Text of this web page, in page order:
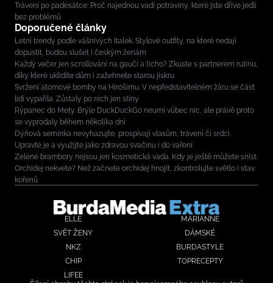
Trávení po padesátce: Proč najednou vadí potraviny, které jste dříve jedli
bez problémů
Doporučené články
Letní trendy podle vášnivých Italek. Stylové outfity, na které nedají
dopustit, budou slušet i českým ženám
Každý večer jen scrollování na gauči a ticho? Zkuste s partnerem rutinu,
díky které uklidíte dům i zažehnete starou jiskru
Svržení atomové bomby na Hirošimu: V nepředstavitelném žáru se část
lidí vypařila. Zůstaly po nich jen stíny
Rýpanec do Mety. Brýle DuckDuckGo neumí vůbec nic, ale právě proto
se vyprodaly během několika dní
Dýňová semínka nevyhazujte, prospívají vlasům, trávení či srdci.
Upravte je a využijte jako zdravou svačinu i do vaření
Zelené brambory nejsou jen kosmetická vada. Kdy je ještě můžete sníst
Orchidej nekvete? Než začnete orchidej hnojit, zkontrolujte světlo i stav
kořenů
ELLE
MARIANNE
SVĚT ŽENY
DÁMSKÉ
NKZ
BURDASTYLE
CHIP
TOPRECEPTY
LIFEE